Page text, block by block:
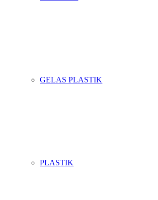
GELAS PLASTIK
PLASTIK